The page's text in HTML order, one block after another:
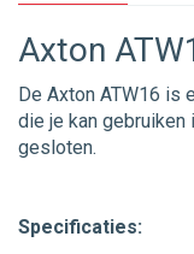
Axton
De Axton ATW16 is
die je kan
gesloten.
Specificaties: